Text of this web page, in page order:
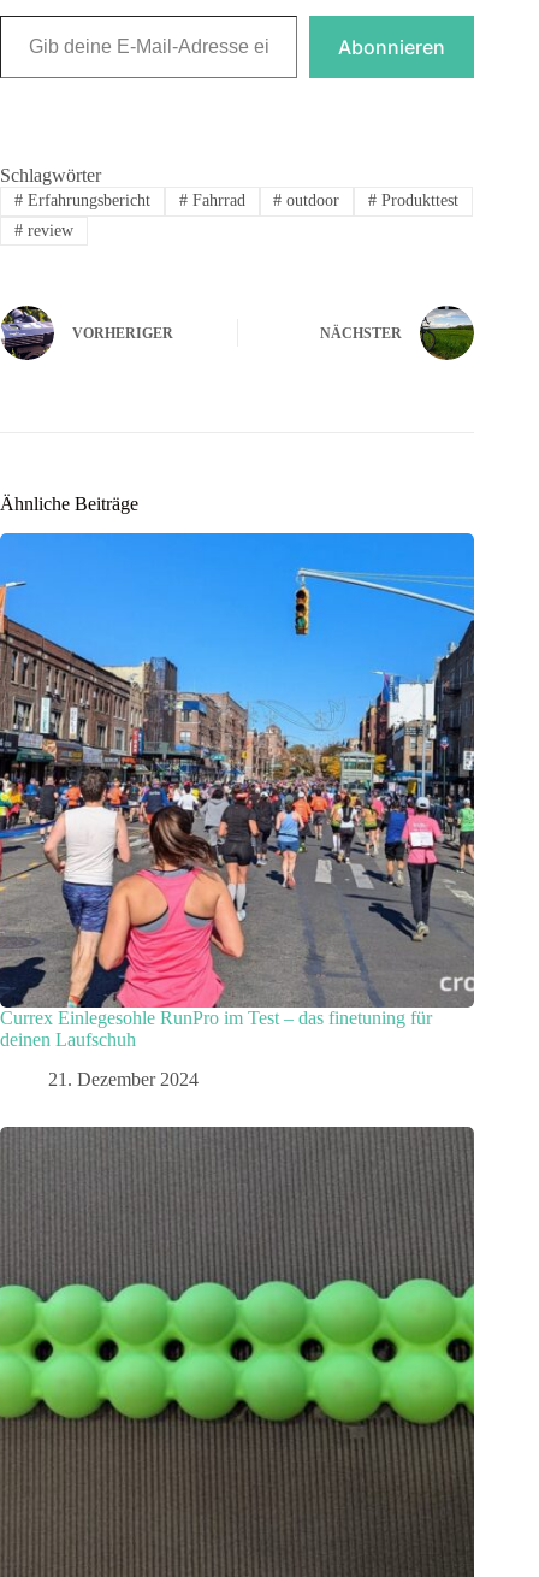
Gib deine E-Mail-Adresse ein ...
Abonnieren
Schlagwörter
#Erfahrungsbericht #Fahrrad # outdoor # Produkttest
#review
VORHERIGER NÄCHSTER
Ähnliche Beiträge
Currex Einlegesohle RunPro im Test – das finetuning für
deinen Laufschuh
21. Dezember 2024